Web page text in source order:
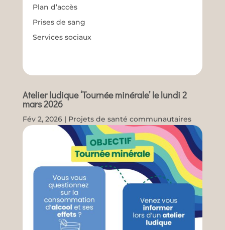
Plan d’accès
Prises de sang
Services sociaux
Atelier ludique ‘Tournée minérale’ le lundi 2
mars 2026
Fév 2, 2026| Projets de santé communautaires